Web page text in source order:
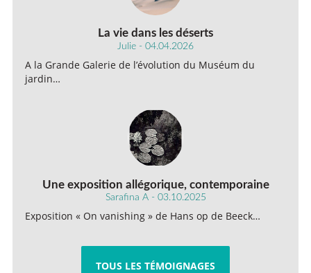
La vie dans les déserts
Julie - 04.04.2026
A la Grande Galerie de l’évolution du Muséum du
jardin…
Une exposition allégorique, contemporaine
Sarafina A - 03.10.2025
Exposition « On vanishing » de Hans op de Beeck…
TOUS LES TÉMOIGNAGES